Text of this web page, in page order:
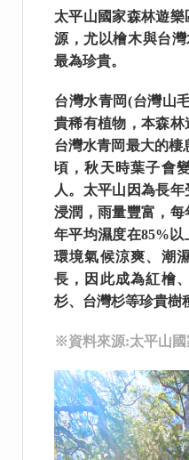
太平山國家森林遊
源，尤以檜木與台
最為珍貴。
台灣水青岡(台灣山
貴稀有植物，本森
台灣水青岡最大的棲
頃，秋天時葉子會
人。太平山因為長
浸潤，雨量豐富，
年平均濕度在85%
環境氣候涼爽、潮
長，因此成為紅檜
杉、台灣杉等珍貴樹
※資料來源:太平山國